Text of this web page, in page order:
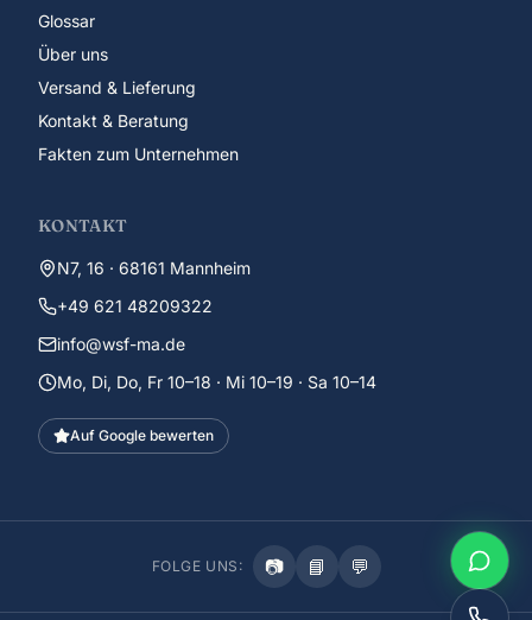
Glossar
Über uns
Versand & Lieferung
Kontakt & Beratung
Fakten zum Unternehmen
KONTAKT
N7, 16 · 68161 Mannheim
+49 621 48209322
info@wsf-ma.de
Mo, Di, Do, Fr 10–18 · Mi 10–19 · Sa 10–14
Auf Google bewerten
FOLGE UNS: 📷 📘 💬